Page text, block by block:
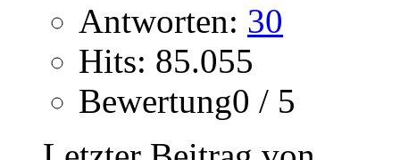
Antworten: 30
Hits: 85.055
Bewertung0 / 5